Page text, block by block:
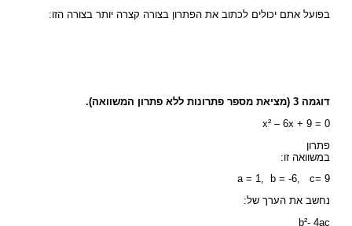
בפועל אתם יכולים לכתוב את הפתרון בצורה קצרה יותר בצורה הזו:
דוגמה 3 (מציאת מספר פתרונות ללא פתרון המשוואה).
x² – 6x + 9 = 0
פתרון
במשוואה זו:
a = 1, b = -6, c= 9
נחשב את הערך של:
b²- 4ac